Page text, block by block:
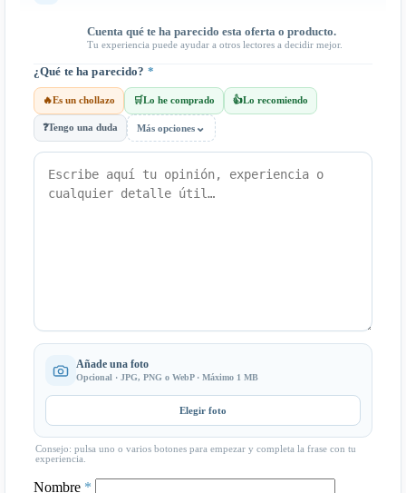
Cuenta qué te ha parecido esta oferta o producto.
Tu experiencia puede ayudar a otros lectores a decidir mejor.
¿Qué te ha parecido? *
🔥Es un chollazo 🛒Lo he comprado 👍Lo recomiendo
❓Tengo una duda Más opciones ⌄
Añade una foto
Opcional · JPG, PNG o WebP · Máximo 1 MB
Elegir foto
Consejo: pulsa uno o varios botones para empezar y completa la frase con tu
experiencia.
Nombre *